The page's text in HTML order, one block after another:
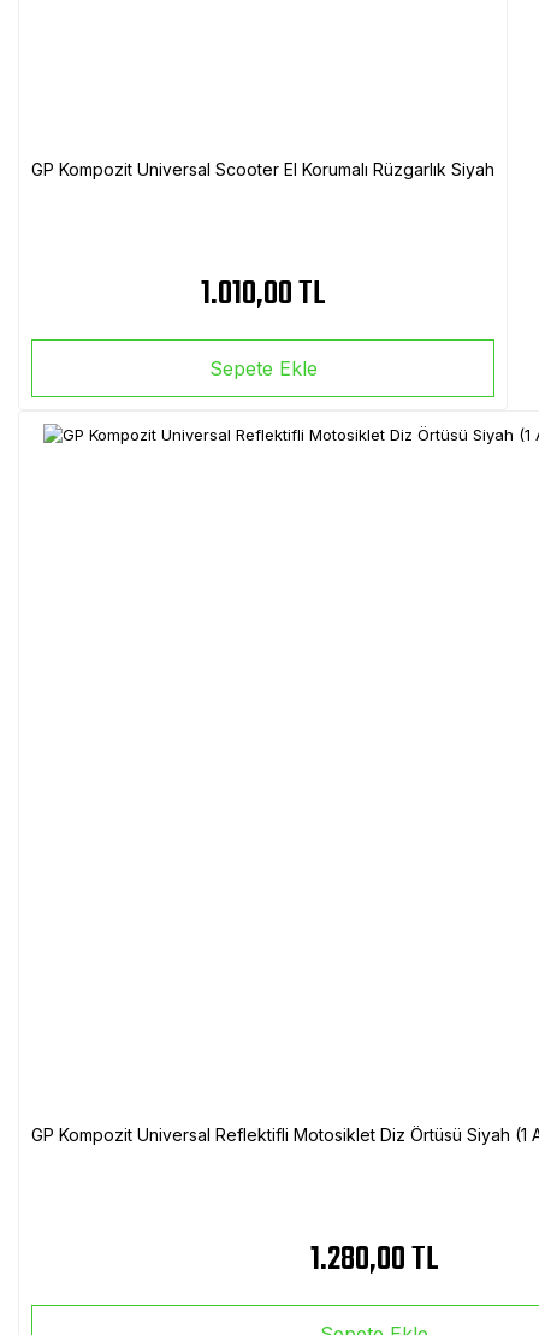
GP Kompozit Universal Scooter El Korumalı Rüzgarlık Siyah
1.010,00 TL
Sepete Ekle
GP Kompozit Universal Reflektifli Motosiklet Diz Örtüsü Siyah
1.280,00 TL